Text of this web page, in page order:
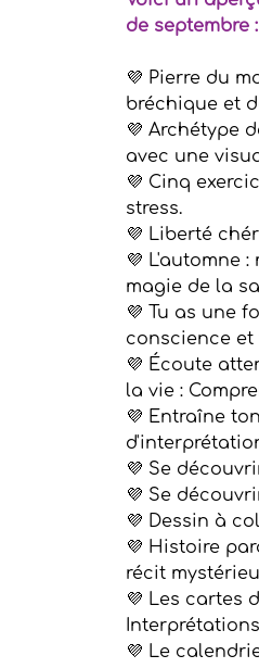
de septembre :
💜 Pierre du
bréchique et
💜 Archétype
avec une
💜 Cinq
stress.
💜 Liberté
💜 L'automne
magie de la
💜 Tu as une
conscience
💜 Écoute
la vie :
💜 Entraîne
💜 Se
💜 Se
💜 Dessin à
💜 Histoire
récit
💜 Les cartes
💜 Le